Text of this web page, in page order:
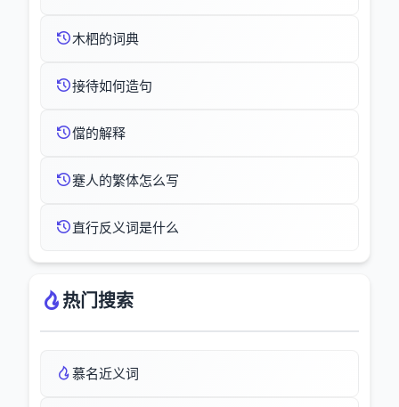
木柶的词典
接待如何造句
儅的解释
蹇人的繁体怎么写
直行反义词是什么
热门搜索
慕名近义词